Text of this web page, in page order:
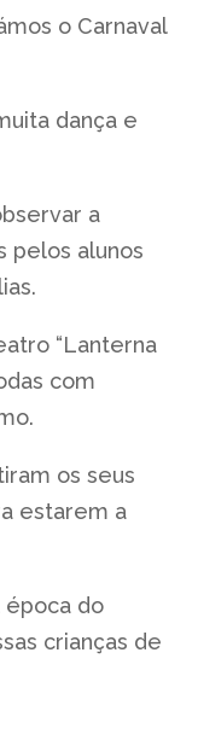
o Carnaval
dança e
a
pelos alunos
“Lanterna
com
os seus
estarem a
época do
crianças de